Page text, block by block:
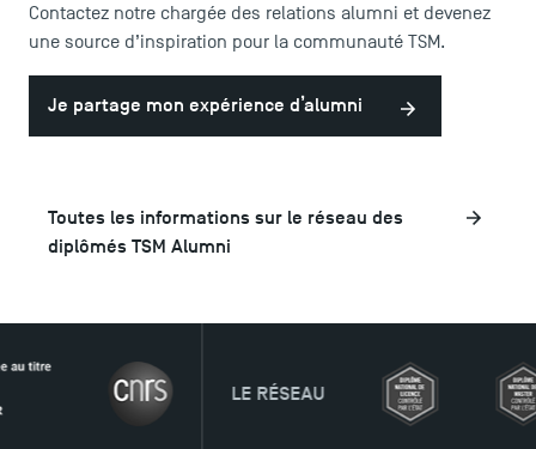
Contactez notre chargée des relations alumni et devenez
une source d’inspiration pour la communauté TSM.
Je partage mon expérience d’alumni
Toutes les informations sur le réseau des
diplômés TSM Alumni
LE RÉSEAU